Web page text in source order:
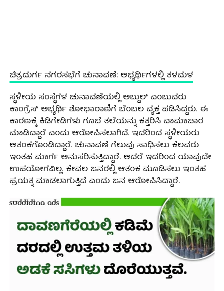
ಚಿತ್ರದುರ್ಗ ನಗರಸಭೆಗೆ ಚುನಾವಣೆ: ಅಭ್ಯರ್ಥಿಗಳಲ್ಲಿ ತಳಮಳ
ಸ್ಥಳೀಯ ಸಂಸ್ಥೆಗಳ ಚುನಾವಣೆಯಲ್ಲಿ ಅಬ್ದುಲ್ ಎಂಬುವರು
ಕಾಂಗ್ರೆಸ್ ಅಭ್ಯರ್ಥಿ ಶೋಭಾರಾಣಿಗೆ ಬೆಂಬಲ ವ್ಯಕ್ತ ಪಡಿಸಿದ್ದರು. ಈ
ಕಾರಣಕ್ಕೆ ಕಿಡಿಗೇಡಿಗಳು ಗೂಬೆ ತಲೆಯನ್ನು ಕತ್ತರಿಸಿ ವಾಮಾಚಾರ
ಮಾಡಿದ್ದಾರೆ ಎಂದು ಆರೋಪಿಸಲಾಗಿದೆ. ಇದರಿಂದ ಸ್ಥಳೀಯರು
ಆತಂಕಗೊಂಡಿದ್ದಾರೆ. ಚುನಾವಣೆ ಗೆಲುವು ಸಾಧಿಸಲು ಕೆಲವರು
ಇಂತಹ ಮಾರ್ಗ ಅನುಸರಿಸುತ್ತಿದ್ದಾರೆ. ಆದರೆ ಇದರಿಂದ ಯಾವುದೇ
ಉಪಯೋಗವಿಲ್ಲ. ಕೇವಲ ಜನರಲ್ಲಿ ಆತಂಕ ಮೂಡಿಸಲು ಇಂತಹ
ಪ್ರಯತ್ನ ಮಾಡಲಾಗುತ್ತಿದೆ ಎಂದು ಜನ ಆರೋಪಿಸಿದ್ದಾರೆ.